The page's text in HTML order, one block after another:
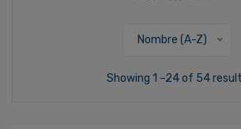
Nombre (A-Z)
Showing 1 –24 of 54